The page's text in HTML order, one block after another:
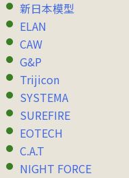
新日本模型
ELAN
CAW
G&P
Trijicon
SYSTEMA
SUREFIRE
EOTECH
C.A.T
NIGHT FORCE